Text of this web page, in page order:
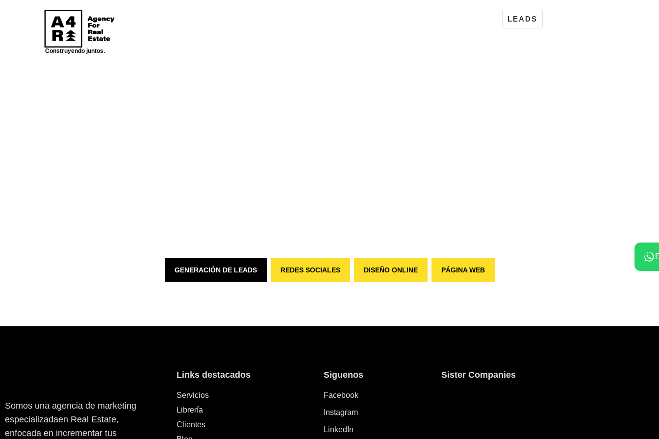
Construyendo juntos.
LEADS
GENERACIÓN DE LEADS REDES SOCIALES DISEÑO ONLINE PÁGINA WEB
Somos una agencia de marketing
especializadaen Real Estate,
enfocada en incrementar tus
Links destacados
Servicios
Librería
Clientes
Siguenos
Facebook
Instagram
LinkedIn
Sister Companies